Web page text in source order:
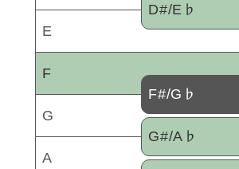
D#/E♭
E
F
F#/G♭
G
G#/A♭
A